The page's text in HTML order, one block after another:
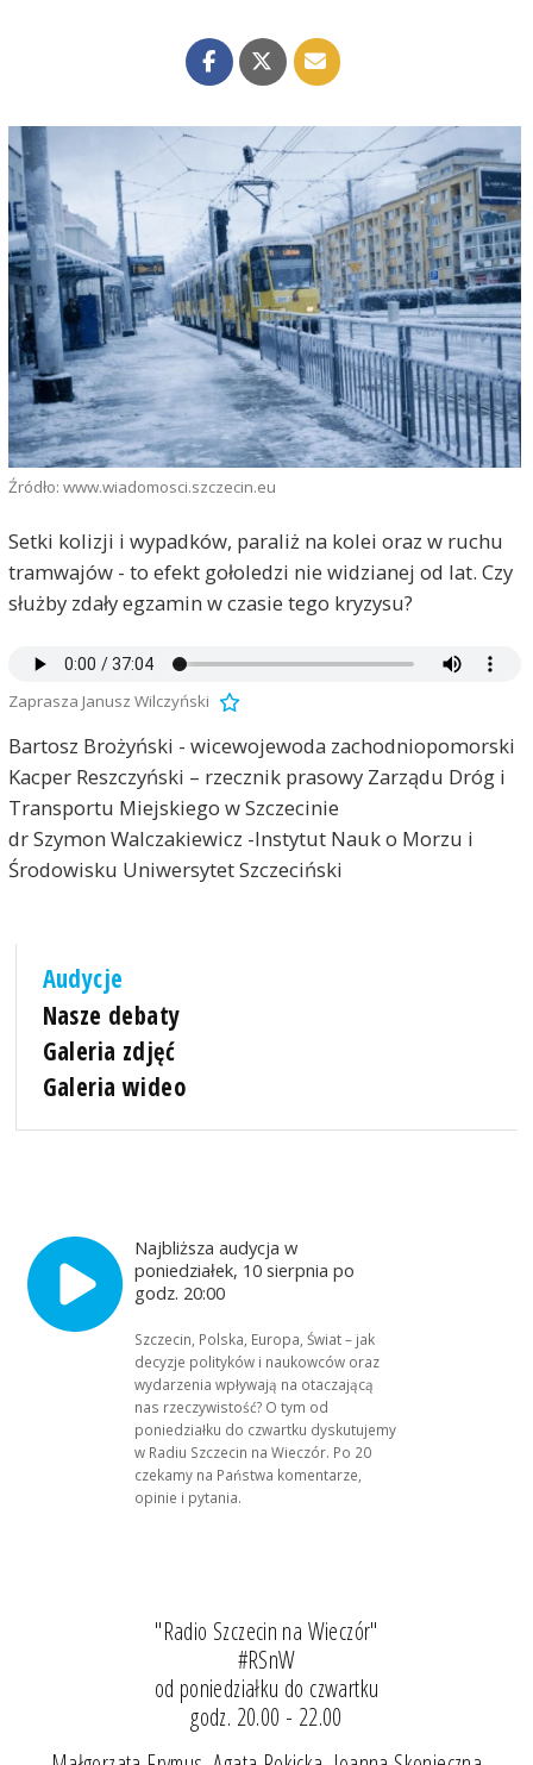
Źródło: www.wiadomosci.szczecin.eu
Setki kolizji i wypadków, paraliż na kolei oraz w ruchu
tramwajów - to efekt gołoledzi nie widzianej od lat. Czy
służby zdały egzamin w czasie tego kryzysu?
Zaprasza Janusz Wilczyński
Bartosz Brożyński - wicewojewoda zachodniopomorski
Kacper Reszczyński – rzecznik prasowy Zarządu Dróg i
Transportu Miejskiego w Szczecinie
dr Szymon Walczakiewicz -Instytut Nauk o Morzu i
Środowisku Uniwersytet Szczeciński
Audycje
Nasze debaty
Galeria zdjęć
Galeria wideo
Najbliższa audycja w
poniedziałek, 10 sierpnia po
godz. 20:00
Szczecin, Polska, Europa, Świat – jak
decyzje polityków i naukowców oraz
wydarzenia wpływają na otaczającą
nas rzeczywistość? O tym od
poniedziałku do czwartku dyskutujemy
w Radiu Szczecin na Wieczór. Po 20
czekamy na Państwa komentarze,
opinie i pytania.
"Radio Szczecin na Wieczór"
#RSnW
od poniedziałku do czwartku
godz. 20.00 - 22.00